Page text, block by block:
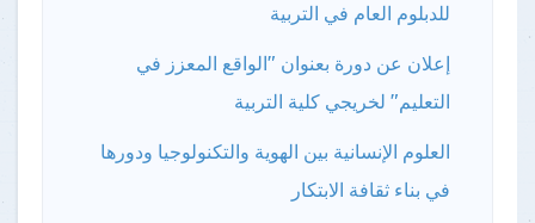
للدبلوم العام في التربية
إعلان عن دورة بعنوان "الواقع المعزز في
التعليم" لخريجي كلية التربية
العلوم الإنسانية بين الهوية والتكنولوجيا ودورها
في بناء ثقافة الابتكار